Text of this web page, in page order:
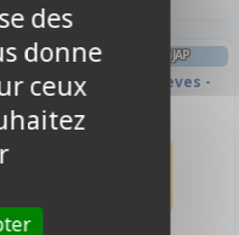
PROTÈGES CARTES FORMAT JAP
Japanese Prime Sleeves -
des
donne
ceux